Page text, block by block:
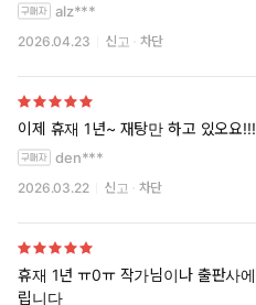
alz***
2026.04.23 신고 차단
이제 휴재 1년~ 재탕만 하고 있오
den***
2026.03.22 신고 차단
휴재 1년 ㅠ0ㅠ 작가님이나 출판사
립니다